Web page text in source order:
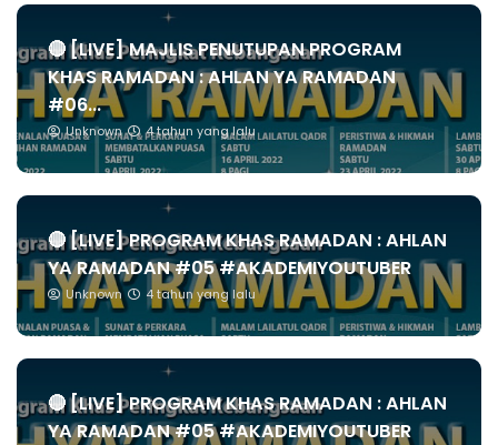
🔴 [LIVE] MAJLIS PENUTUPAN PROGRAM
KHAS RAMADAN : AHLAN YA RAMADAN
#06...
Unknown 4 tahun yang lalu
🔴 [LIVE] PROGRAM KHAS RAMADAN : AHLAN
YA RAMADAN #05 #AKADEMIYOUTUBER
Unknown 4 tahun yang lalu
🔴 [LIVE] PROGRAM KHAS RAMADAN : AHLAN
YA RAMADAN #05 #AKADEMIYOUTUBER